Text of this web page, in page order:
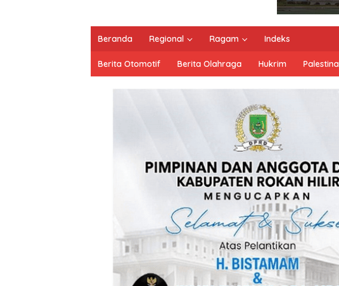
Beranda Regional Ragam Indeks
Berita Otomotif Berita Olahraga Hukrim Palestina